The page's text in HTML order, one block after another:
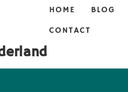
HOME BLOG
CONTACT